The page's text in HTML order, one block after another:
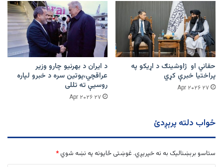
حقاني او ژاوشینګ د اړیکو په
پراختیا خبرې کړي
۲۷ Apr ۲۰۲۶
د ایران د بهرنیو چارو وزیر
عراقچي،پوتین سره د خبرو لپاره
روسیې ته تللی
۲۷ Apr ۲۰۲۶
ځواب دلته پرېږدئ
ستاسو برېښناليک به نه خپريږي. غوښتى ځایونه په نښه شوي *